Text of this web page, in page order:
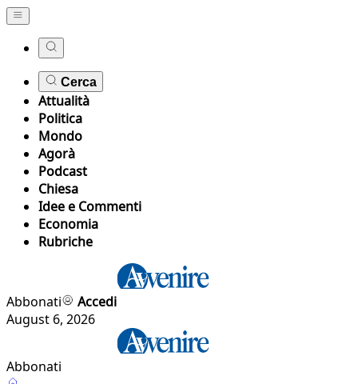
Cerca
Attualità
Politica
Mondo
Agorà
Podcast
Chiesa
Idee e Commenti
Economia
Rubriche
Abbonati
Accedi
August 6, 2026
Abbonati